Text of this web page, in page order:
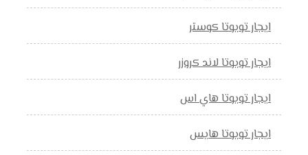
ايجار تويوتا كوستر
ايجار تويوتا لاند كروزر
ايجار تويوتا هاي اس
ايجار تويوتا هايس